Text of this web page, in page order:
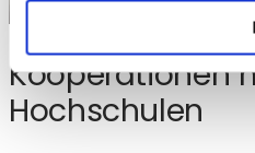
Kooperationen
Hochschulen